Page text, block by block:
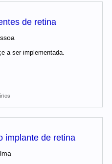
de retina
a ser implementada.
implante de retina